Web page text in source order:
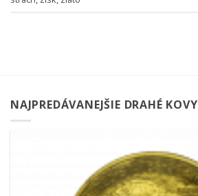
NAJPREDÁVANEJŠIE DRAHÉ KOVY